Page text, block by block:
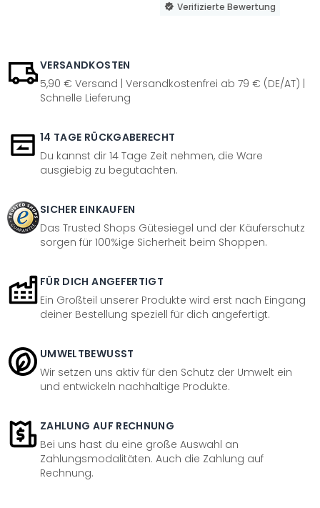
Verifizierte Bewertung
VERSANDKOSTEN
5,90 € Versand | Versandkostenfrei ab 79 € (DE/AT) |
Schnelle Lieferung
14 TAGE RÜCKGABERECHT
Du kannst dir 14 Tage Zeit nehmen, die Ware
ausgiebig zu begutachten.
SICHER EINKAUFEN
Das Trusted Shops Gütesiegel und der Käuferschutz
sorgen für 100%ige Sicherheit beim Shoppen.
FÜR DICH ANGEFERTIGT
Ein Großteil unserer Produkte wird erst nach Eingang
deiner Bestellung speziell für dich angefertigt.
UMWELTBEWUSST
Wir setzen uns aktiv für den Schutz der Umwelt ein
und entwickeln nachhaltige Produkte.
ZAHLUNG AUF RECHNUNG
Bei uns hast du eine große Auswahl an
Zahlungsmodalitäten. Auch die Zahlung auf
Rechnung.